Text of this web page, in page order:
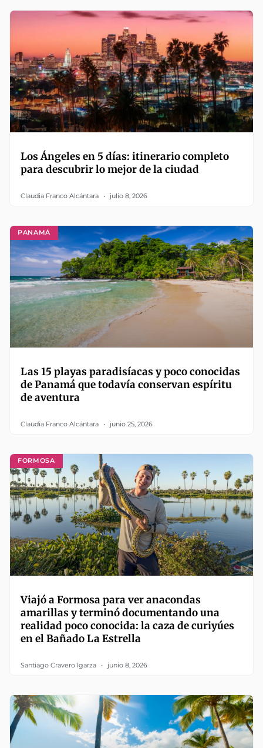
Los Ángeles en 5 días: itinerario completo
para descubrir lo mejor de la ciudad
Claudia Franco Alcántara julio 8, 2026
PANAMÁ
Las 15 playas paradisíacas y poco conocidas
de Panamá que todavía conservan espíritu
de aventura
Claudia Franco Alcántara junio 25, 2026
FORMOSA
Viajó a Formosa para ver anacondas
amarillas y terminó documentando una
realidad poco conocida: la caza de curiyúes
en el Bañado La Estrella
Santiago Cravero Igarza junio 8, 2026